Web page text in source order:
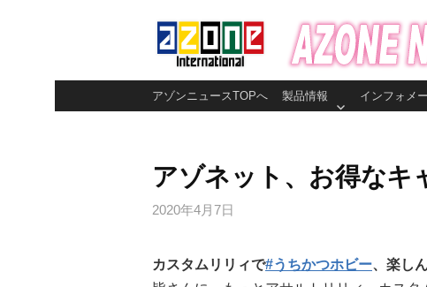
ン
アゾンニュースTOPへ 製品情報 インフォメ
アゾネット、お得なキ
2020年4月7日
カスタムリリィで#うちかつホビー、楽し